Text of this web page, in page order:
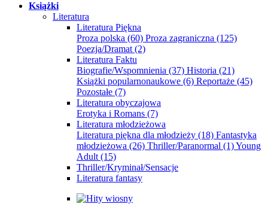
Książki
Literatura
Literatura Piękna
Proza polska (60) Proza zagraniczna (125)
Poezja/Dramat (2)
Literatura Faktu
Biografie/Wspomnienia (37) Historia (21)
Książki popularnonaukowe (6) Reportaże (45)
Pozostałe (7)
Literatura obyczajowa
Erotyka i Romans (7)
Literatura młodzieżowa
Literatura piękna dla młodzieży (18) Fantastyka
młodzieżowa (26) Thriller/Paranormal (1)Young
Adult (15)
Thriller/Kryminał/Sensacje
Literatura fantasy